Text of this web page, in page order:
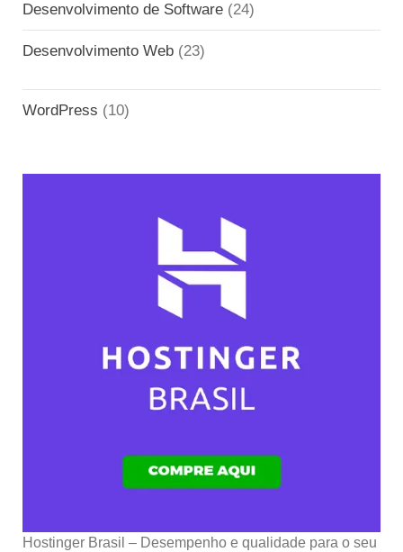
Desenvolvimento de Software (24)
Desenvolvimento Web (23)
WordPress (10)
Hostinger Brasil – Desempenho e qualidade para o seu